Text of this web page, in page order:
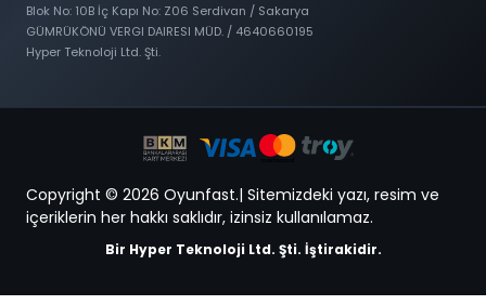
Blok No: 10B İç Kapı No: Z06 Serdivan / Sakarya
GÜMRÜKÖNÜ VERGI DAIRESI MÜD. / 4640660195
Hyper Teknoloji Ltd. Şti.
Copyright © 2026 Oyunfast.| Sitemizdeki yazı, resim ve
içeriklerin her hakkı saklıdır, izinsiz kullanılamaz.
Bir Hyper Teknoloji Ltd. Şti. İştirakidir.